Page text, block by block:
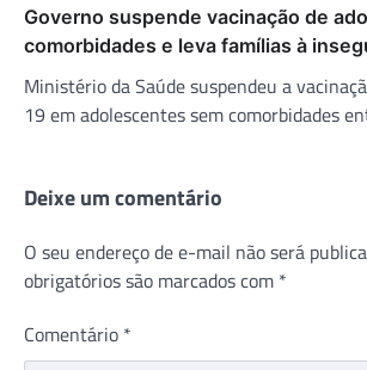
Governo suspende vacinação de
comorbidades e leva famílias à
Ministério da Saúde suspendeu a
19 em adolescentes sem comorbidades
Deixe um comentário
O seu endereço de e-mail não será
obrigatórios são marcados com *
Comentário *